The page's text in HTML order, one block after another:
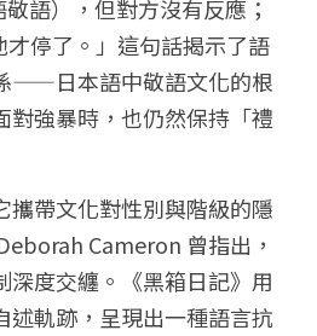
語），但對方沒有反應；
停了。」這句話揭示了語
——日本語中敬語文化的根
對強暴時，也仍然保持「禮
攜帶文化對性別與階級的隱
Cameron 曾指出，
深度交纏。《黑箱日記》用
述軌跡，呈現出一種語言抗